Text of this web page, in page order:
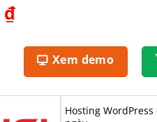
₫
Xem demo
Hosting